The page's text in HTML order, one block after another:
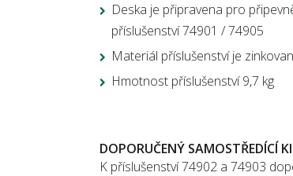
Deska je připravena pro
příslušenství 74901 / 74905
Materiál příslušenství je
Hmotnost příslušenství 9,7 kg
DOPORUČENÝ SAMOSTŘEDÍCÍ
K příslušenství 74902 a 74903